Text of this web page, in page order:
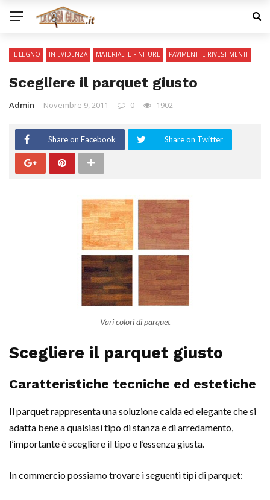
IL LEGNO IN EVIDENZA MATERIALI E FINITURE PAVIMENTI E RIVESTIMENTI
Scegliere il parquet giusto
Admin Novembre 9, 2011 0 1902
Share on Facebook Share on Twitter
Vari colori di parquet
Scegliere il parquet giusto
Caratteristiche tecniche ed estetiche
Il parquet rappresenta una soluzione calda ed elegante che si
adatta bene a qualsiasi tipo di stanza e di arredamento,
l’importante è scegliere il tipo e l’essenza giusta.
In commercio possiamo trovare i seguenti tipi di parquet: